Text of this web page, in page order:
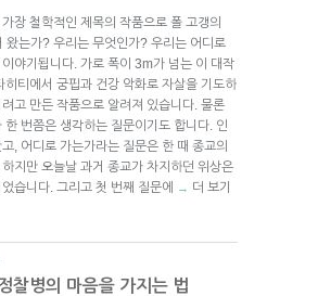
장 철학적인 제목의 작품으로 폴 고갱의
왔는가? 우리는 무엇인가? 우리는 어디로
이야기됩니다. 가로 폭이 3m가 넘는 이 대작
히티에서 궁핍과 건강 악화로 자살을 기도하
고 만든 작품으로 알려져 있습니다. 물론
한 번쯤은 생각하는 질문이기도 합니다. 인
, 어디로 가는가라는 질문은 한 때 종교의
지만 오늘날 과거 종교가 차지하던 위상은
습니다. 그리고 첫 번째 질문에
→ 더 보기
찰병의 마음을 가지는 법